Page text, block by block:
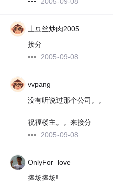
土豆丝炒肉2005
接分
2005-09-08
vvpang
没有听说过那个公司。。
祝福楼主。。来接分
2005-09-08
OnlyFor_love
捧场捧场!